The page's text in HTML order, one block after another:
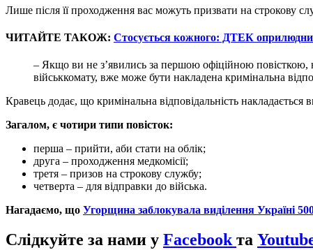
Лише після її проходження вас можуть призвати на строкову
ЧИТАЙТЕ ТАКОЖ: Стосується кожного: ДТЕК
– Якщо ви не з’явились за першою офіційною
військкомату, вже може бути накладена кримінальна
Кравець додає, що кримінальна відповідальність
Загалом, є чотири типи повісток:
перша – прийти, аби стати на облік;
друга – проходження медкомісії;
третя – призов на строкову службу;
четверта – для відправки до війська.
Нагадаємо, що Угорщина заблокувала виділення Україні
Слідкуйте за нами у Facebookта